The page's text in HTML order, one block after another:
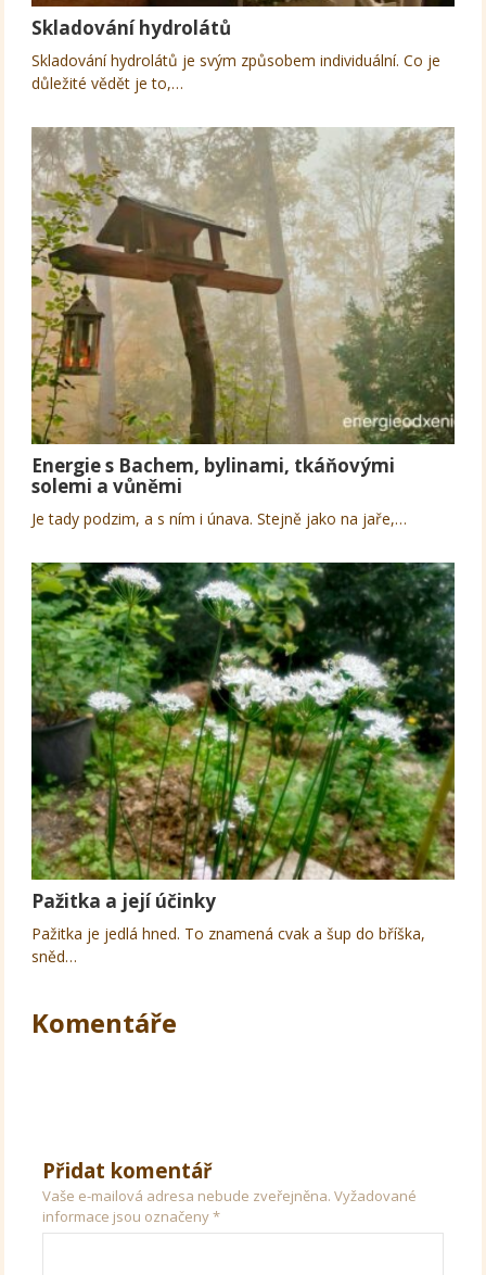
Skladování hydrolátů
Skladování hydrolátů je svým způsobem individuální. Co je
důležité vědět je to,…
Energie s Bachem, bylinami, tkáňovými
solemi a vůněmi
Je tady podzim, a s ním i únava. Stejně jako na jaře,…
Pažitka a její účinky
Pažitka je jedlá hned. To znamená cvak a šup do bříška,
sněd…
Komentáře
Přidat komentář
Vaše e-mailová adresa nebude zveřejněna. Vyžadované
informace jsou označeny*